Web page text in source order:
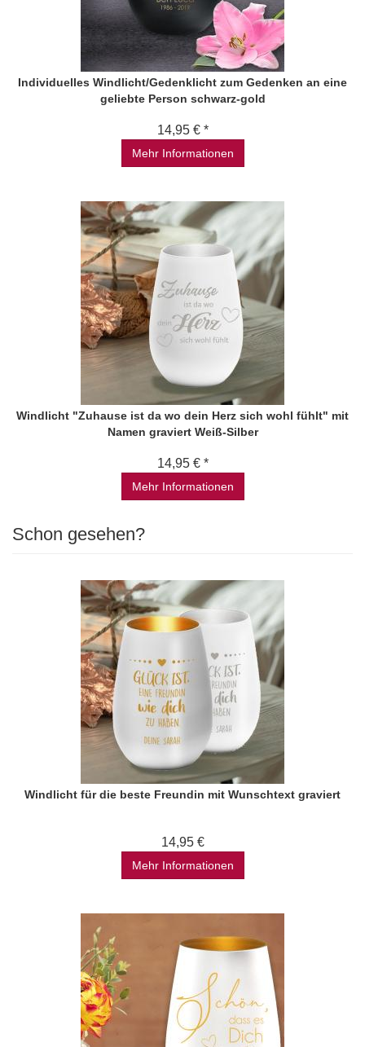
Individuelles Windlicht/Gedenklicht zum Gedenken an eine
geliebte Person schwarz-gold
14,95 € *
Mehr Informationen
Windlicht "Zuhause ist da wo dein Herz sich wohl fühlt" mit
Namen graviert Weiß-Silber
14,95 € *
Mehr Informationen
Schon gesehen?
Windlicht für die beste Freundin mit Wunschtext graviert
14,95 €
Mehr Informationen